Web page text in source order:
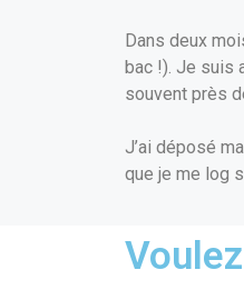
o
o
k
Dans deux
bac !). Je suis
souvent près
J’ai déposé
que je me log